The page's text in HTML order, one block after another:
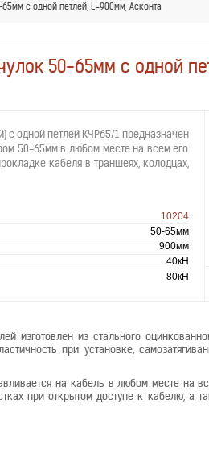
с одной петлей, L=900мм, Асконта
50-65мм с одной
с одной петлей КЧР65/1 предназначен
50-65мм в любом месте на всем его
кабеля в траншеях, колодцах,
10204
50-65мм
900мм
40кН
80кН
изготовлен из стального
при установке,
на кабель в любом месте на
при открытом доступе к кабелю, а